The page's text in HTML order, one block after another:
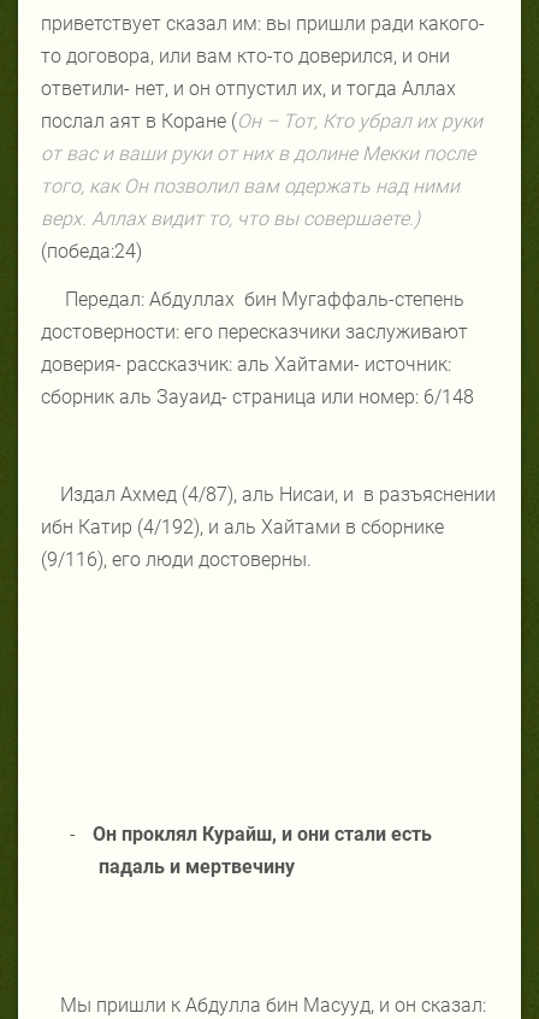
приветствует сказал им: вы пришли ради какого-
то договора, или вам кто-то доверился, и они
ответили- нет, и он отпустил их, и тогда Аллах
послал аят в Коране (Он – Тот, Кто убрал их руки
от вас и ваши руки от них в долине Мекки после
того, как Он позволил вам одержать над ними
верх. Аллах видит то, что вы совершаете.)
(победа:24)
Передал: Абдуллах бин Мугаффаль-степень
достоверности: его пересказчики заслуживают
доверия- рассказчик: аль Хайтами- источник:
сборник аль Зауаид- страница или номер: 6/148
Издал Ахмед (4/87), аль Нисаи, и в разъяснении
ибн Катир (4/192), и аль Хайтами в сборнике
(9/116), его люди достоверны.
-
Он проклял Курайш, и они стали есть
падаль и мертвечину
Мы пришли к Абдулла бин Масууд, и он сказал: